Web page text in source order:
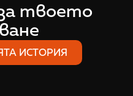
твоето
ИСТОРИЯ